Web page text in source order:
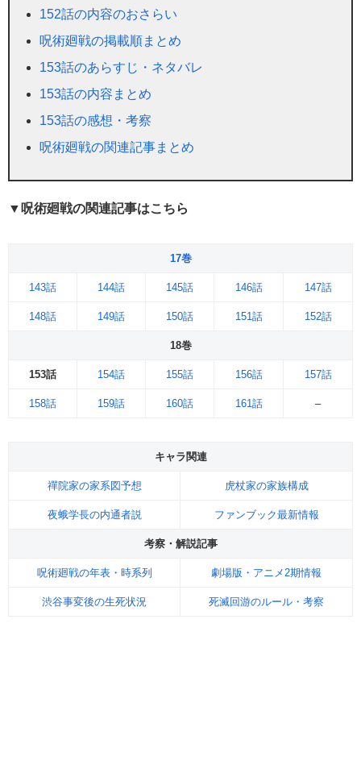
152話の内容のおさらい
呪術廻戦の掲載順まとめ
153話のあらすじ・ネタバレ
153話の内容まとめ
153話の感想・考察
呪術廻戦の関連記事まとめ
▼呪術廻戦の関連記事はこちら
17巻
143話 144話 145話 146話 147話
148話 149話 150話 151話 152話
18巻
153話 154話 155話 156話 157話
158話 159話 160話 161話 –
キャラ関連
禪院家の家系図予想 虎杖家の家族構成
夜蛾学長の内通者説 ファンブック最新情報
考察・解説記事
呪術廻戦の年表・時系列 劇場版・アニメ2期情報
渋谷事変後の生死状況 死滅回游のルール・考察